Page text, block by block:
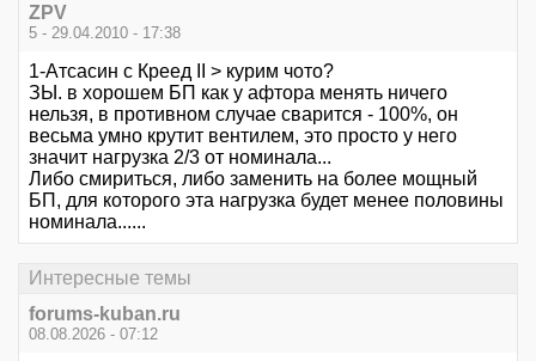
ZPV
5 - 29.04.2010 - 17:38
1-Атсасин с Креед II > курим чото?
ЗЫ. в хорошем БП как у афтора менять ничего
нельзя, в противном случае сварится - 100%, он
весьма умно крутит вентилем, это просто у него
значит нагрузка 2/3 от номинала...
Либо смириться, либо заменить на более мощный
БП, для которого эта нагрузка будет менее половины
номинала......
Интересные темы
forums-kuban.ru
08.08.2026 - 07:12